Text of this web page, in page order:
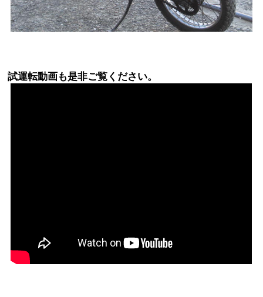
試運転動画も是非ご覧ください。